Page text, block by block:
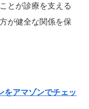
とが診療を支える
が健全な関係を保
をアマゾンでチェッ